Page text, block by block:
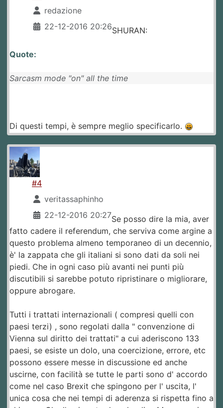
redazione
22-12-2016 20:26SHURAN:
Quote:
Sarcasm mode "on" all the time
Di questi tempi, è sempre meglio specificarlo.
#4
veritassaphinho
22-12-2016 20:27Se posso dire la mia, aver
fatto cadere il referendum, che serviva come argine a
questo problema almeno temporaneo di un decennio,
è' la zappata che gli italiani si sono dati da soli nei
piedi. Che in ogni caso più avanti nei punti più
discutibili si sarebbe potuto ripristinare o migliorare,
oppure abrogare.
Tutti i trattati internazionali ( compresi quelli con
paesi terzi) , sono regolati dalla " convenzione di
Vienna sul diritto dei trattati" a cui aderiscono 133
paesi, se esiste un dolo, una coercizione, errore, etc
possono essere messe in discussione ed anche
uscirne, con facilità se tutte le parti sono d' accordo
come nel caso Brexit che spingono per l' uscita, l'
unica cosa che nei tempi di aderenza si rispetta fino a